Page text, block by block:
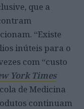
que a
“Existe
inúteis para o
com “custo
York Times
de Medicina
continuam